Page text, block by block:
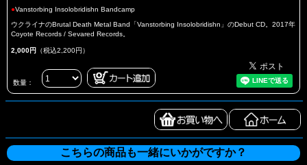
●Vanstorbing Insolobridishn Bandcamp
ウクライナのBrutal Death Metal Band「Vanstorbing Insolobridishn」のDebut CD。2017年
Coyote Records / Sevared Records。
2,000円 （税込2,200円）
数量：
こちらの商品も一緒にいかがですか？